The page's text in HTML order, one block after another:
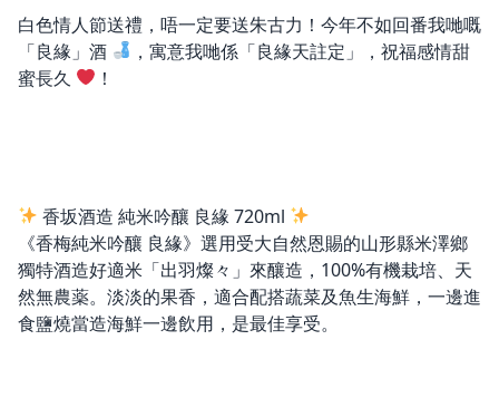
白色情人節送禮，唔一定要送朱古力！今年不如回番我哋嘅
「良緣」酒
，寓意我哋係「良緣天註定」，祝福感情甜
蜜長久
！
香坂酒造 純米吟釀 良緣 720ml
《香梅純米吟釀 良緣》選用受大自然恩賜的山形縣米澤鄉
獨特酒造好適米「出羽燦々」來釀造，100%有機栽培、天
然無農薬。淡淡的果香，適合配搭蔬菜及魚生海鮮，一邊進
食鹽燒當造海鮮一邊飲用，是最佳享受。